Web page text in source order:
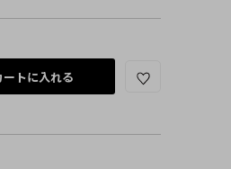
ートに入れる